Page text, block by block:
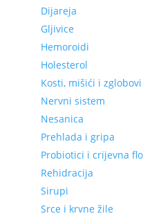
Dijareja
Gljivice
Hemoroidi
Holesterol
Kosti, mišići i zglobovi
Nervni sistem
Nesanica
Prehlada i gripa
Probiotici i crijevna
Rehidracija
Sirupi
Srce i krvne žile